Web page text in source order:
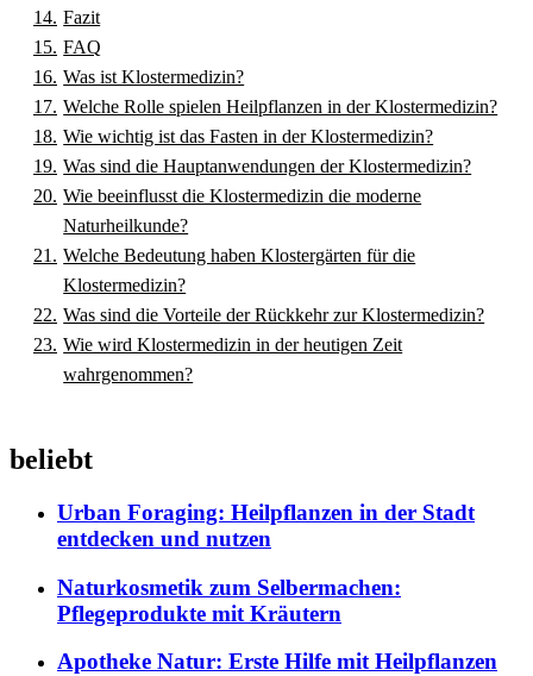
Fazit
FAQ
Was ist Klostermedizin?
Welche Rolle spielen Heilpflanzen in der Klostermedizin?
Wie wichtig ist das Fasten in der Klostermedizin?
Was sind die Hauptanwendungen der Klostermedizin?
Wie beeinflusst die Klostermedizin die moderne
Naturheilkunde?
Welche Bedeutung haben Klostergärten für die
Klostermedizin?
Was sind die Vorteile der Rückkehr zur Klostermedizin?
Wie wird Klostermedizin in der heutigen Zeit
wahrgenommen?
beliebt
Urban Foraging: Heilpflanzen in der Stadt
entdecken und nutzen
Naturkosmetik zum Selbermachen:
Pflegeprodukte mit Kräutern
Apotheke Natur: Erste Hilfe mit Heilpflanzen